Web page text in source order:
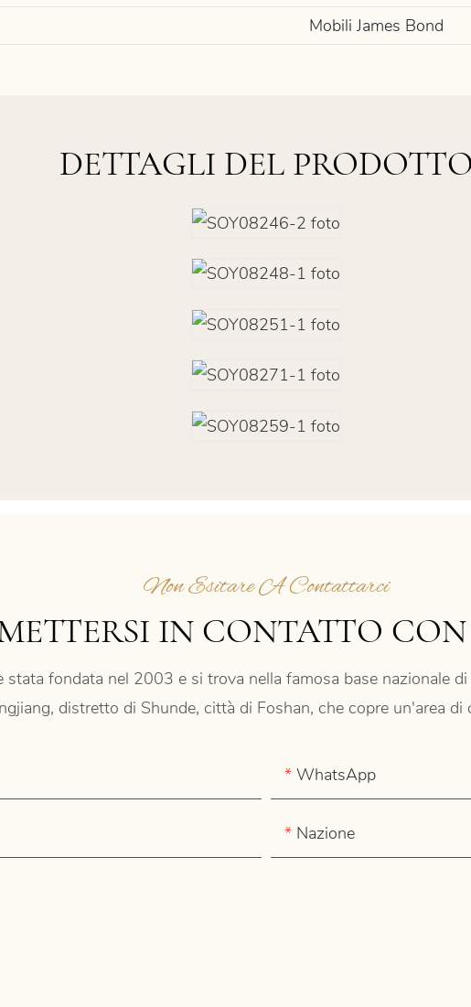
Mobili James Bond
DETTAGLI DEL PRODOTTO
Non Esitare A Contattarci
IN CONTATTO
stata fondata nel 2003 e si trova nella famosa base nazionale
distretto di Shunde, città di Foshan, che copre un'area
WhatsApp
Nazione